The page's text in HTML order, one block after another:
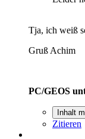
Tja, ich weiß
Gruß Achim
PC/GEOS
Inhalt
Zitieren